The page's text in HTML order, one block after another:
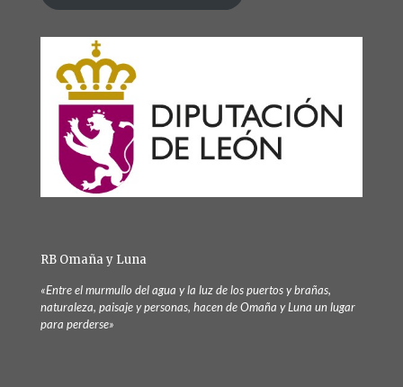
RB Omaña y Luna
«Entre el murmullo del agua y la luz de los puertos y brañas,
naturaleza, paisaje y personas, hacen de Omaña y Luna un lugar
para perderse»